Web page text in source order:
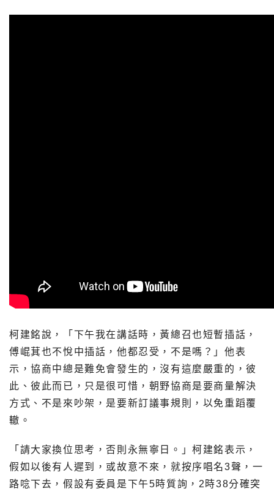
柯建銘說，「下午我在講話時，黃總召也短暫插話，
傅崐萁也不悅中插話，他都忍受，不是嗎？」他表
示，協商中總是難免會發生的，沒有這麼嚴重的，彼
此、彼此而已，只是很可惜，朝野協商是要商量解決
方式、不是來吵架，是要新訂議事規則，以免重蹈覆
轍。
「請大家換位思考，否則永無寧日。」柯建銘表示，
假如以後有人遲到，或故意不來，就按序唱名3聲，一
路唸下去，假設有委員是下午5時質詢，2時38分確突